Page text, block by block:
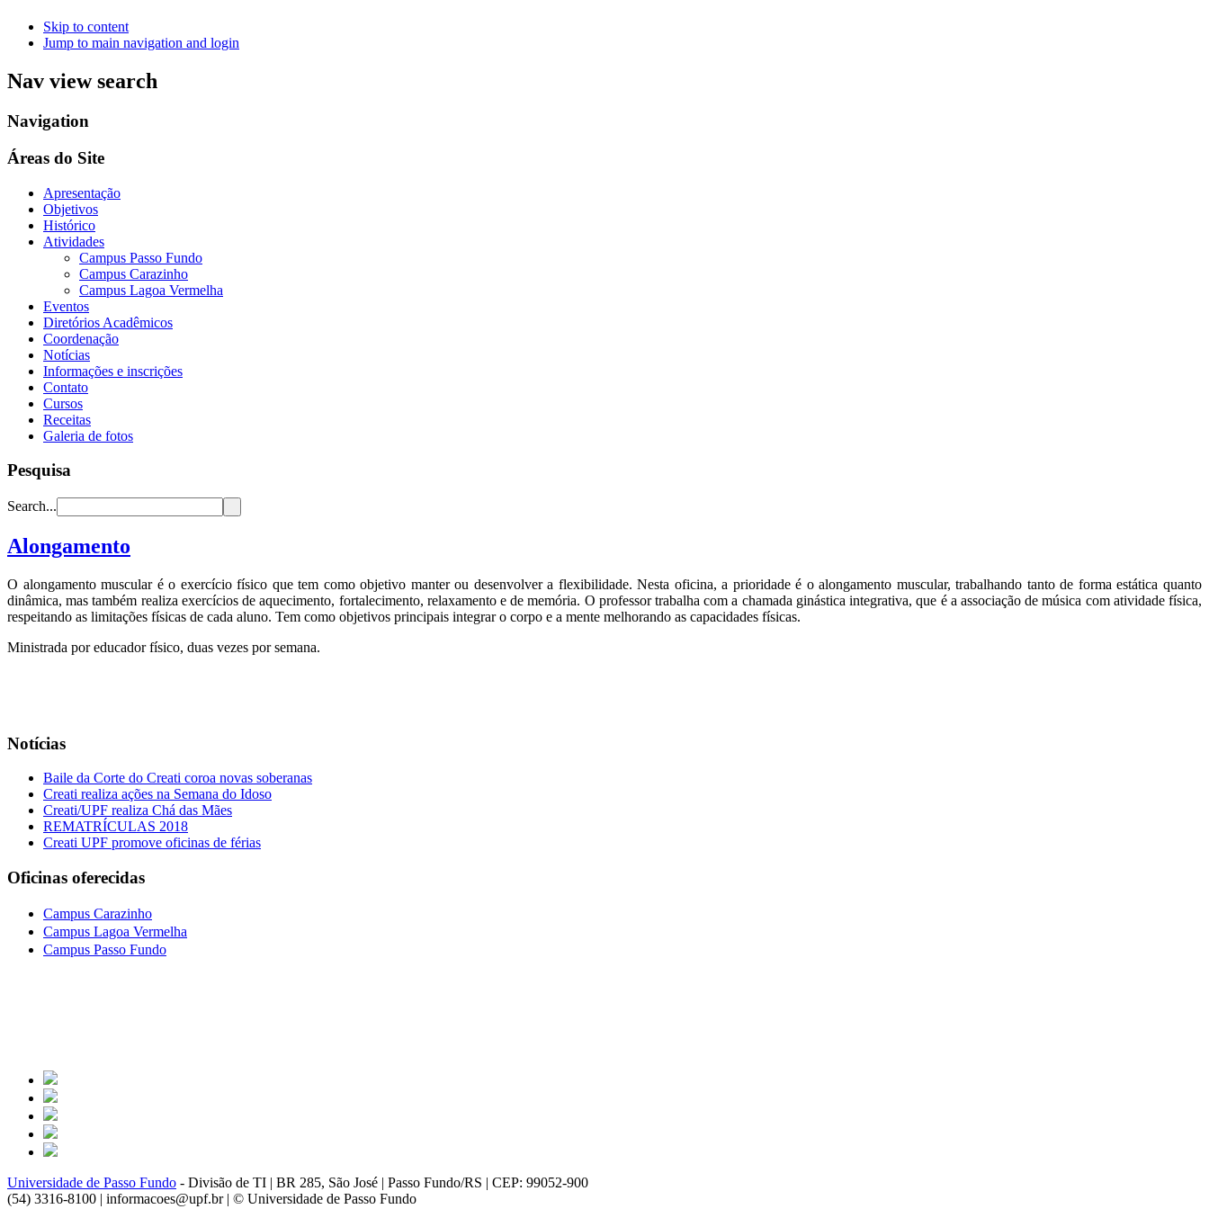
Skip to content
Jump to main navigation and login
Nav view search
Navigation
Áreas do Site
Apresentação
Objetivos
Histórico
Atividades
Campus Passo Fundo
Campus Carazinho
Campus Lagoa Vermelha
Eventos
Diretórios Acadêmicos
Coordenação
Notícias
Informações e inscrições
Contato
Cursos
Receitas
Galeria de fotos
Pesquisa
Search...
Alongamento
O alongamento muscular é o exercício físico que tem como objetivo manter ou desenvolver a flexibilidade. Nesta oficina, a prioridade é o alongamento muscular, trabalhando tanto de forma estática quanto
dinâmica, mas também realiza exercícios de aquecimento, fortalecimento, relaxamento e de memória. O professor trabalha com a chamada ginástica integrativa, que é a associação de música com atividade física,
respeitando as limitações físicas de cada aluno. Tem como objetivos principais integrar o corpo e a mente melhorando as capacidades físicas.
Ministrada por educador físico, duas vezes por semana.
Notícias
Baile da Corte do Creati coroa novas soberanas
Creati realiza ações na Semana do Idoso
Creati/UPF realiza Chá das Mães
REMATRÍCULAS 2018
Creati UPF promove oficinas de férias
Oficinas oferecidas
Campus Carazinho
Campus Lagoa Vermelha
Campus Passo Fundo
Universidade de Passo Fundo - Divisão de TI | BR 285, São José | Passo Fundo/RS | CEP: 99052-900
(54) 3316-8100 | informacoes@upf.br | © Universidade de Passo Fundo